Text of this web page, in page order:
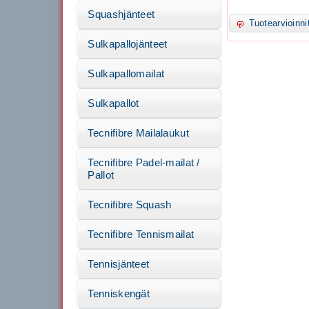
Squashjänteet
Sulkapallojänteet
Sulkapallomailat
Sulkapallot
Tecnifibre Mailalaukut
Tecnifibre Padel-mailat /
Pallot
Tecnifibre Squash
Tecnifibre Tennismailat
Tennisjänteet
Tenniskengät